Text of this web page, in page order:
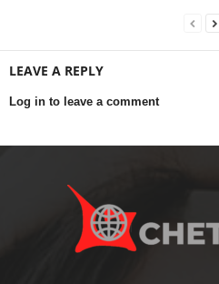
LEAVE A REPLY
Log in to leave a comment